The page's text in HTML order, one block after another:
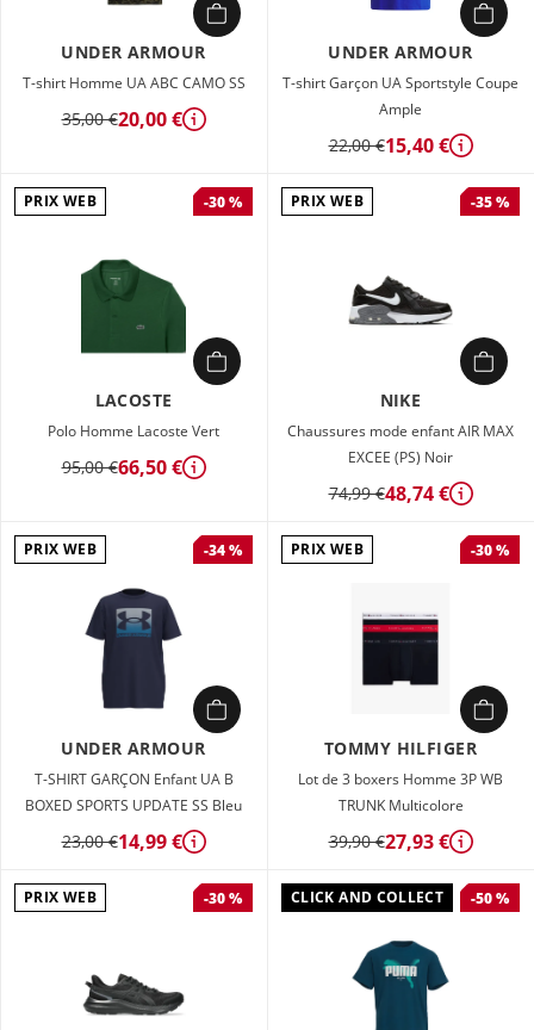
UNDER ARMOUR
T-shirt Homme UA ABC CAMO SS
35,00 €20,00 € Détails
UNDER ARMOUR
T-shirt Garçon UA Sportstyle Coupe
Ample
22,00 €15,40 € Détails
PRIX WEB -30 %
LACOSTE
Polo Homme Lacoste Vert
95,00 €66,50 € Détails
PRIX WEB -35 %
NIKE
Chaussures mode enfant AIR MAX
EXCEE (PS) Noir
74,99 €48,74 € Détails
PRIX WEB -34 %
UNDER ARMOUR
T-SHIRT GARÇON Enfant UA B
BOXED SPORTS UPDATE SS Bleu
23,00 €14,99 € Détails
PRIX WEB -30 %
TOMMY HILFIGER
Lot de 3 boxers Homme 3P WB
TRUNK Multicolore
39,90 €27,93 € Détails
PRIX WEB -30 % CLICK AND COLLECT -50 %